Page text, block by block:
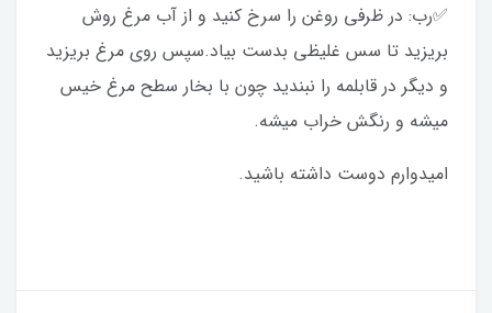
✅رب: در ظرفی روغن را سرخ کنید و از آب مرغ روش
بریزید تا سس غلیظی بدست بیاد.سپس روی مرغ بریزید
و دیگر در قابلمه را نبندید چون با بخار سطح مرغ خیس
میشه و رنگش خراب میشه.
امیدوارم دوست داشته باشید.